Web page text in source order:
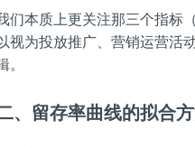
们本质上更关注那三个指标（
视为投放推广、营销运营活
。
、留存率曲线的拟合